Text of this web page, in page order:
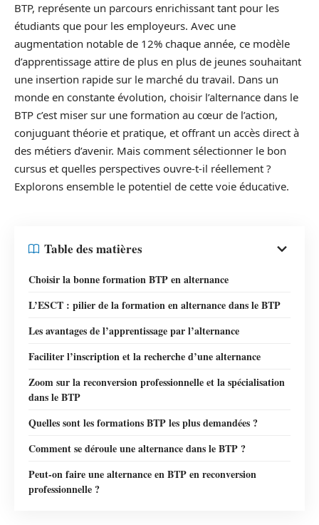
BTP, représente un parcours enrichissant tant pour les
étudiants que pour les employeurs. Avec une
augmentation notable de 12% chaque année, ce modèle
d’apprentissage attire de plus en plus de jeunes souhaitant
une insertion rapide sur le marché du travail. Dans un
monde en constante évolution, choisir l’alternance dans le
BTP c’est miser sur une formation au cœur de l’action,
conjuguant théorie et pratique, et offrant un accès direct à
des métiers d’avenir. Mais comment sélectionner le bon
cursus et quelles perspectives ouvre-t-il réellement ?
Explorons ensemble le potentiel de cette voie éducative.
Table des matières
Choisir la bonne formation BTP en alternance
L’ESCT : pilier de la formation en alternance dans le BTP
Les avantages de l’apprentissage par l’alternance
Faciliter l’inscription et la recherche d’une alternance
Zoom sur la reconversion professionnelle et la spécialisation
dans le BTP
Quelles sont les formations BTP les plus demandées ?
Comment se déroule une alternance dans le BTP ?
Peut-on faire une alternance en BTP en reconversion
professionnelle ?